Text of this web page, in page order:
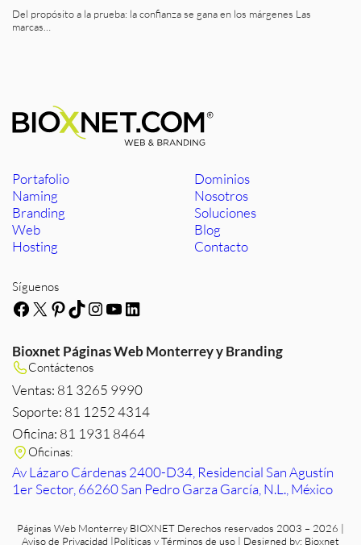
Del propósito a la prueba: la confianza se gana en los márgenes Las
marcas…
Portafolio
Naming
Branding
Web
Hosting
Dominios
Nosotros
Soluciones
Blog
Contacto
Síguenos
Facebook
X Pinterest
TikTok
Instagram
YouTube
LinkedIn
Bioxnet Páginas Web Monterrey y Branding
Contáctenos
Ventas: 81 3265 9990
Soporte: 81 1252 4314
Oficina: 81 1931 8464
Oficinas:
Av Lázaro Cárdenas 2400-D34, Residencial San Agustín
1er Sector, 66260 San Pedro Garza García, N.L., México
Páginas Web Monterrey BIOXNET Derechos reservados 2003 – 2026 |
Aviso de Privacidad |Políticas y Términos de uso | Designed by: Bioxnet